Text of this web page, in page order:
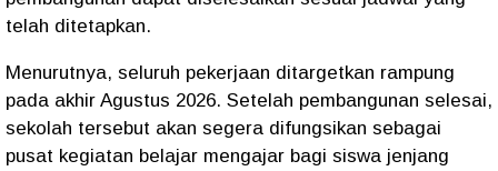
telah ditetapkan.
Menurutnya, seluruh pekerjaan ditargetkan rampung
pada akhir Agustus 2026. Setelah pembangunan selesai,
sekolah tersebut akan segera difungsikan sebagai
pusat kegiatan belajar mengajar bagi siswa jenjang